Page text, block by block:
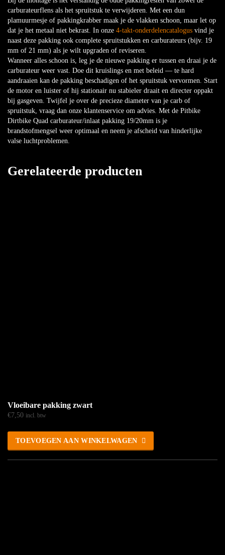
carburateurflens als het spruitstuk te verwijderen. Met een dun
plamuurmesje of pakkingkrabber maak je de vlakken schoon, maar let op
dat je het metaal niet bekrast. In onze 4-takt-onderdelencatalogus vind je
naast deze pakking ook complete spruitstukken en carburateurs (bijv. 19
mm of 21 mm) als je wilt upgraden of reviseren.
Wanneer alles schoon is, leg je de nieuwe pakking er tussen en draai je de
carburateur weer vast. Doe dit kruislings en met beleid — te hard
aandraaien kan de pakking beschadigen of het spruitstuk vervormen. Start
de motor en luister of hij stationair nu stabieler draait en directer oppakt
bij gasgeven. Twijfel je over de precieze diameter van je carb of
spruitstuk, vraag dan onze klantenservice om advies. Met de Pitbike
Dirtbike Quad carburateur/inlaat pakking 19/20mm is je
brandstofmengsel weer optimaal en neem je afscheid van hinderlijke
valse luchtproblemen.
Gerelateerde producten
Vloeibare pakking zwart
€7,50 incl. btw
TOEVOEGEN AAN WINKELWAGEN